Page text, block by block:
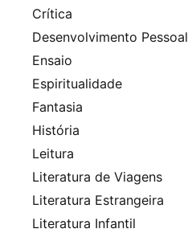
Crítica
Desenvolvimento Pessoal
Ensaio
Espiritualidade
Fantasia
História
Leitura
Literatura de Viagens
Literatura Estrangeira
Literatura Infantil